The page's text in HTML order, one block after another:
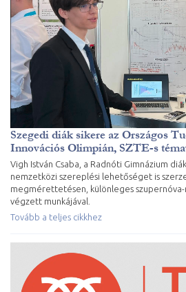
Szegedi diák sikere az Országos
Innovációs Olimpián, SZTE-s
Vigh István Csaba, a Radnóti Gimnázium
nemzetközi szereplési lehetőséget is
megmérettetésen, különleges
végzett munkájával.
Tovább a teljes cikkhez